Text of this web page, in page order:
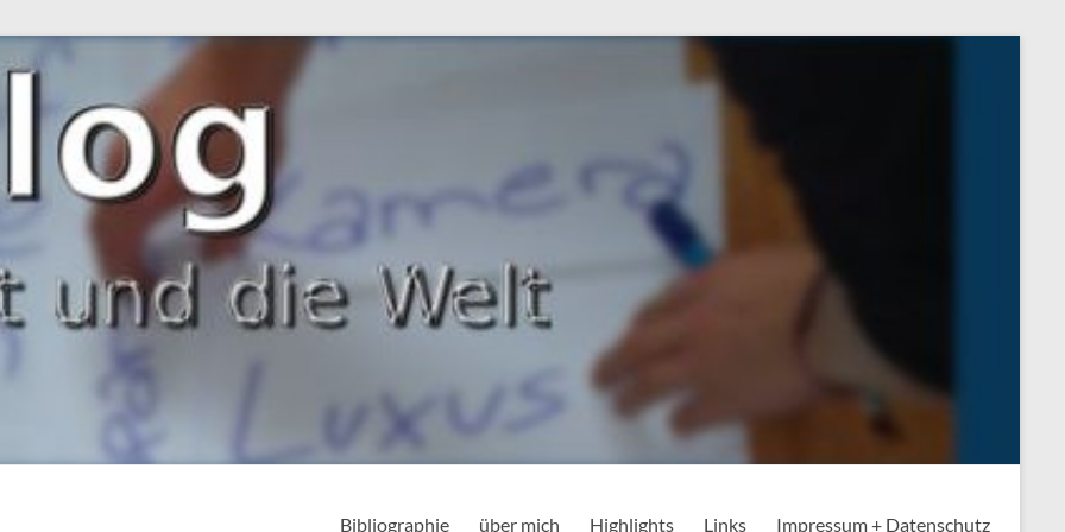
Bibliographie über mich Highlights Links Impressum + Datenschutz